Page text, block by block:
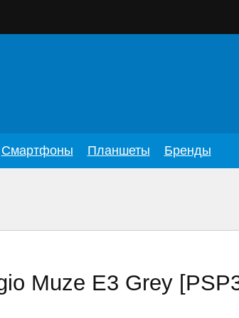
Смартфоны Планшеты Бренды
Muze E3 Grey